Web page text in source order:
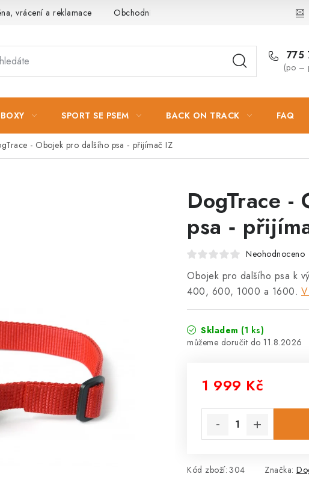
vrácení a reklamace Obchodní podmínky Podmínky ochrany
775
(po –
SPORT SE PSEM BACK ON TRACK FAQ
- Obojek pro dalšího psa ‑ přijímač IZ
DogTrace -
psa ‑
Neohodnoceno
Obojek pro dalšího psa k
400, 600, 1000 a 1600.
Skladem (1 ks)
11.8.2026
1 999 Kč
Kód zboží: 304 Značka: